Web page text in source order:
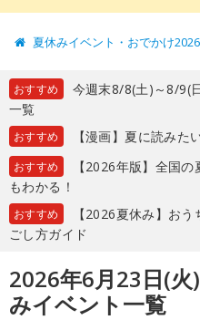
夏休みイベント・おでかけ2026
おすすめ
今週末8/8(土)～8/9(
一覧
おすすめ 【漫画】夏に読みた
おすすめ
【2026年版】全国
もわかる！
おすすめ
【2026夏休み】お
ごし方ガイド
2026年6月23日(
みイベント一覧